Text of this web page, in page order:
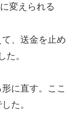
変えられる
、送金を止め
た。
に直す。ここ
た。